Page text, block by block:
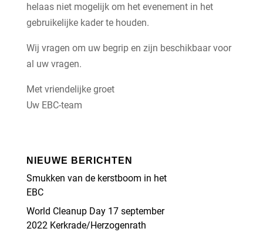
helaas niet mogelijk om het evenement in het
gebruikelijke kader te houden.
Wij vragen om uw begrip en zijn beschikbaar voor
al uw vragen.
Met vriendelijke groet
Uw EBC-team
NIEUWE BERICHTEN
Smukken van de kerstboom in het
EBC
World Cleanup Day 17 september
2022 Kerkrade/Herzogenrath